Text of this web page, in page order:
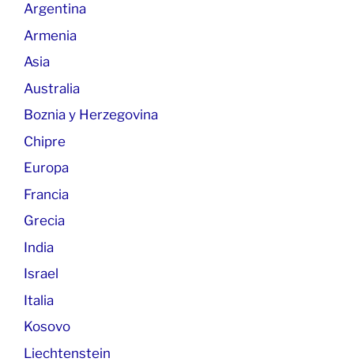
Argentina
Armenia
Asia
Australia
Boznia y Herzegovina
Chipre
Europa
Francia
Grecia
India
Israel
Italia
Kosovo
Liechtenstein